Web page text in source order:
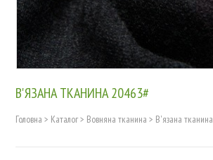
В'ЯЗАНА ТКАНИНА 20463#
Головна > Каталог> Вовняна тканина > В'язана тканина